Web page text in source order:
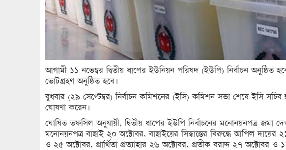
আগামী ১১ নভেম্বর দ্বিতীয় ধাপের ইউনিয়ন পরিষদ (ইউপি) নির্বাচন
ভোটগ্রহণ অনুষ্ঠিত হবে।
বুধবার (২৯ সেপ্টেম্বর) নির্বাচন কমিশনের (ইসি) কমিশন সভা শেষে ইসি
ঘোষণা করেন।
ঘোষিত তফসিল অনুযায়ী, দ্বিতীয় ধাপের ইউপি নির্বাচনের মনোনয়নপত্র জমা
মনোনয়নপত্র বাছাই ২০ অক্টোবর, বাছাইয়ের সিদ্ধান্তের বিরুদ্ধে আপিল
ও ২৫ অক্টোবর, প্রার্থিতা প্রত্যাহার ২৬ অক্টোবর, প্রতীক বরাদ্দ ২৭ অক্টোবর ও